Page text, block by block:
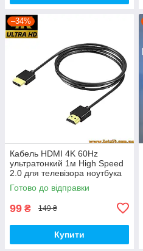
–34%
Кабель HDMI 4K 60Hz
ультратонкий 1м High Speed
2.0 для телевізора ноутбука
камери проектора монітора
чорний
Готово до відправки
99 ₴ 149 ₴
Купити